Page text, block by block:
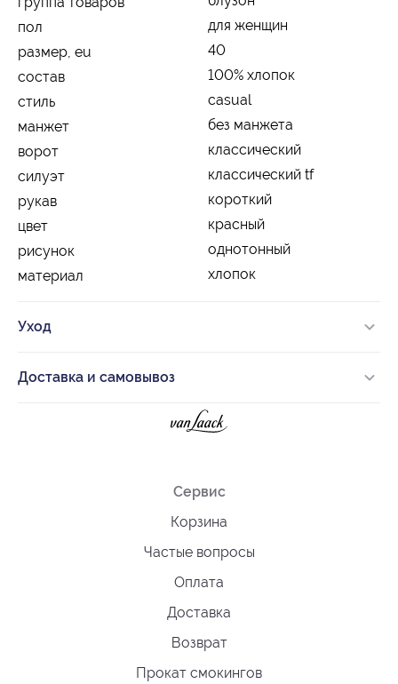
пол
для женщин
размер, eu
40
состав
100% хлопок
стиль
casual
манжет
без манжета
ворот
классический
силуэт
классический tf
рукав
короткий
цвет
красный
рисунок
однотонный
материал
хлопок
Уход
Доставка и самовывоз
Сервис
Корзина
Частые вопросы
Оплата
Доставка
Возврат
Прокат смокингов